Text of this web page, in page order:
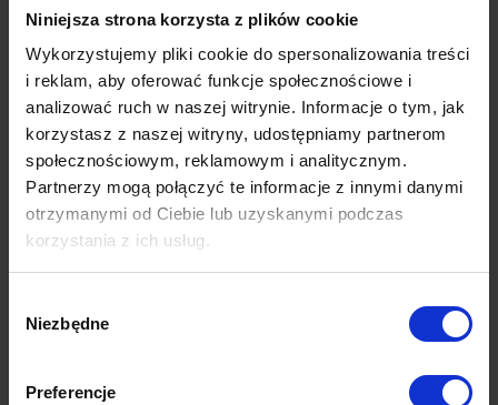
Niniejsza strona korzysta z plików cookie
Wykorzystujemy pliki cookie do spersonalizowania treści
i reklam, aby oferować funkcje społecznościowe i
analizować ruch w naszej witrynie. Informacje o tym, jak
korzystasz z naszej witryny, udostępniamy partnerom
społecznościowym, reklamowym i analitycznym.
Partnerzy mogą połączyć te informacje z innymi danymi
otrzymanymi od Ciebie lub uzyskanymi podczas
korzystania z ich usług.
Polityki Prywatności Google
zgody
Niezbędne
Preferencje
Cele sprzedażowe– poprzez zebranie przedstawicieli
branży w jednym miejscu, zainteresowanych produktem
danej firmy, mamy możliwość nawiązania
bezpośrednich relacji i wygenerowania leadów dla
działu sprzedaży
Cele charytatywne (CSR) – to również pośrednie
wspieranie wizerunku, formuła polegająca na zbieraniu
środków (bądź przekazaniu zysków ze sprzedaży
biletów,crowdfounding) na cele charytatywne
Wewnątrz tych dużych kategorii, mieści się też
szereg innych, mniejszych. Przy odpowiednich
reklamowej
promującej dane wydarzenie, eventy
artykule podpowiadamy,
jak promować event